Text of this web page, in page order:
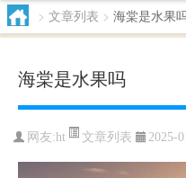
> 文章列表 > 海棠是水果
海棠是水果吗
网友:ht 文章列表 2025-